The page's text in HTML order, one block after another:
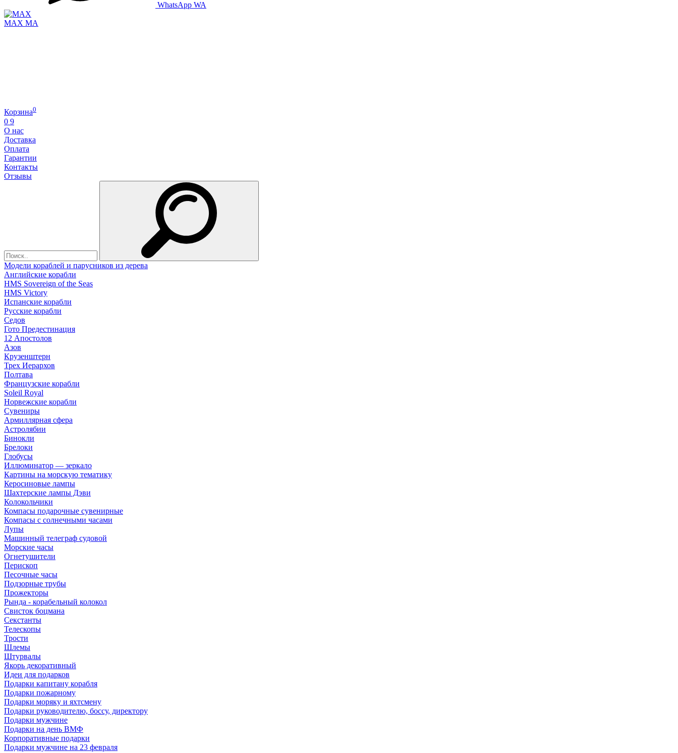
WhatsApp WA
MAX MA
Корзина0
0 9
О нас
Доставка
Оплата
Гарантии
Контакты
Отзывы
Модели кораблей и парусников из дерева
Английские корабли
HMS Sovereign of the Seas
HMS Victory
Испанские корабли
Русские корабли
Седов
Гото Предестинация
12 Апостолов
Азов
Крузенштерн
Трех Иерархов
Полтава
Французские корабли
Soleil Royal
Норвежские корабли
Сувениры
Армиллярная сфера
Астролябии
Бинокли
Брелоки
Глобусы
Иллюминатор — зеркало
Картины на морскую тематику
Керосиновые лампы
Шахтерские лампы Дэви
Колокольчики
Компасы подарочные сувенирные
Компасы с солнечными часами
Лупы
Машинный телеграф судовой
Морские часы
Огнетушители
Перископ
Песочные часы
Подзорные трубы
Прожекторы
Рында - корабельный колокол
Свисток боцмана
Секстанты
Телескопы
Трости
Шлемы
Штурвалы
Якорь декоративный
Идеи для подарков
Подарки капитану корабля
Подарки пожарному
Подарки моряку и яхтсмену
Подарки руководителю, боссу, директору
Подарки мужчине
Подарки на день ВМФ
Корпоративные подарки
Подарки мужчине на 23 февраля